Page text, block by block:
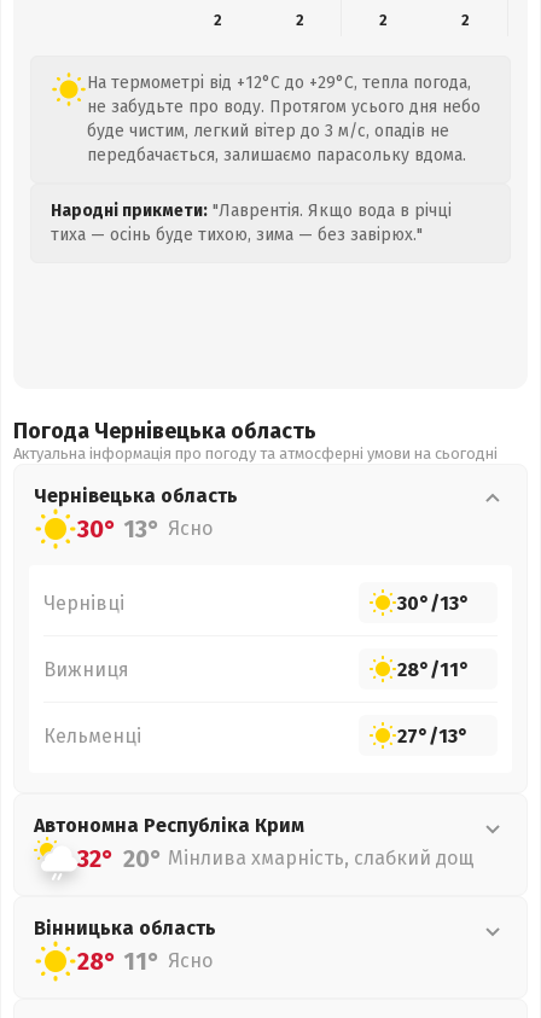
2
2 2 2
На термометрі від +12°C до +29°C, тепла погода,
не забудьте про воду. Протягом усього дня небо
буде чистим, легкий вітер до 3 м/с, опадів не
передбачається, залишаємо парасольку вдома.
Народні прикмети: "Лаврентія. Якщо вода в річці
тиха — осінь буде тихою, зима — без завірюх."
Погода Чернівецька область
Актуальна інформація про погоду та атмосферні умови на сьогодні
Чернівецька область
30° 13° Ясно
Чернівці 30°/13°
Вижниця 28°/11°
Кельменці 27°/13°
Автономна Республіка Крим
32° 20° Мінлива хмарність, слабкий дощ
Вінницька область
28° 11° Ясно